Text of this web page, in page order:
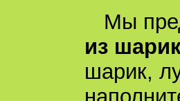
Мы
из
шарик,